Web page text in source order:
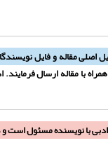
اصلی مقاله و فایل
مقاله ارسال فرمایند.
با نویسنده مسئول است و